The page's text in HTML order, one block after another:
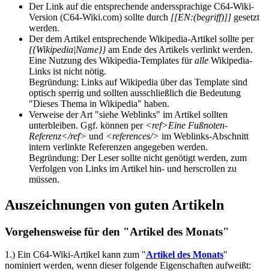
Der Link auf die entsprechende anderssprachige C64-Wiki-
Version (C64-Wiki.com) sollte durch [[EN:(begriff)]] gesetzt
werden.
Der dem Artikel entsprechende Wikipedia-Artikel sollte per
{{Wikipedia|Name}}am Ende des Artikels verlinkt werden.
Eine Nutzung des Wikipedia-Templates füralle Wikipedia-
Links ist nicht nötig.
Begründung: Links auf Wikipedia über das Template sind
optisch sperrig und sollten ausschließlich die Bedeutung
"Dieses Thema in Wikipedia" haben.
Verweise der Art "siehe Weblinks" im Artikel sollten
unterbleiben. Ggf. können per <ref>Eine Fußnoten-
Referenz</ref> und <references/> im Weblinks-Abschnitt
intern verlinkte Referenzen angegeben werden.
Begründung: Der Leser sollte nicht genötigt werden, zum
Verfolgen von Links im Artikel hin- und herscrollen zu
müssen.
Auszeichnungen von guten Artikeln
Vorgehensweise für den "Artikel des Monats"
1.) Ein C64-Wiki-Artikel kann zum "Artikel des Monats"
nominiert werden, wenn dieser folgende Eigenschaften aufweißt: